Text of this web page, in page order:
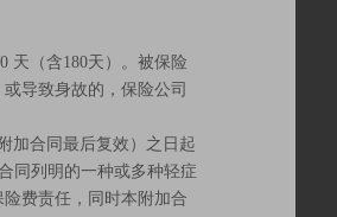
天（含180天）。被保险
导致身故的，保险公司
加合同最后复效）之日起
同列明的一种或多种轻症
费责任，同时本附加合